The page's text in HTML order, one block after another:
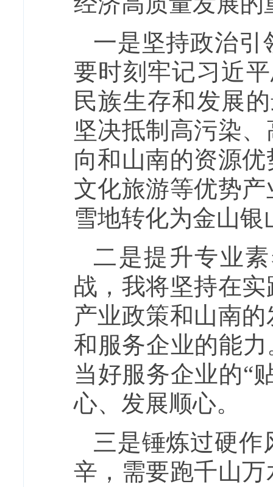
一是坚持政治引
要时刻牢记习近
民族生存和发展
坚决抵制高污染
向和山南的资源
文化旅游等优势
雪地转化为金山银
二是提升专业
战，我将坚持在
产业政策和山南
和服务企业的能
当好服务企业的“
心、发展顺心。
三是锤炼过硬
辛，需要跑千山